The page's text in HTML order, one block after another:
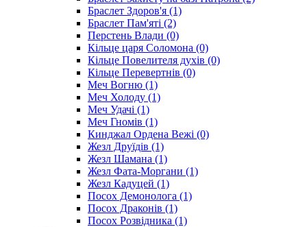
Браслет Здоров'я (1)
Браслет Пам'яті (2)
Перстень Влади (0)
Кільце царя Соломона (0)
Кільце Повелителя духів (0)
Кільце Перевертнів (0)
Меч Вогню (1)
Меч Холоду (1)
Меч Удачі (1)
Меч Гномів (1)
Кинджал Ордена Вежі (0)
Жезл Друїдів (1)
Жезл Шамана (1)
Жезл Фата-Моргани (1)
Жезл Кадуцей (1)
Посох Демонолога (1)
Посох Драконів (1)
Посох Розвідника (1)